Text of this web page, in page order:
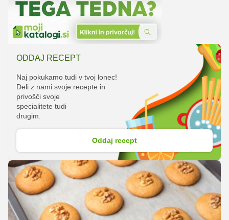
ODDAJ RECEPT
Naj pokukamo tudi v tvoj lonec!
Deli z nami svoje recepte in
privošči svoje
specialitete tudi
drugim.
Oddaj recept